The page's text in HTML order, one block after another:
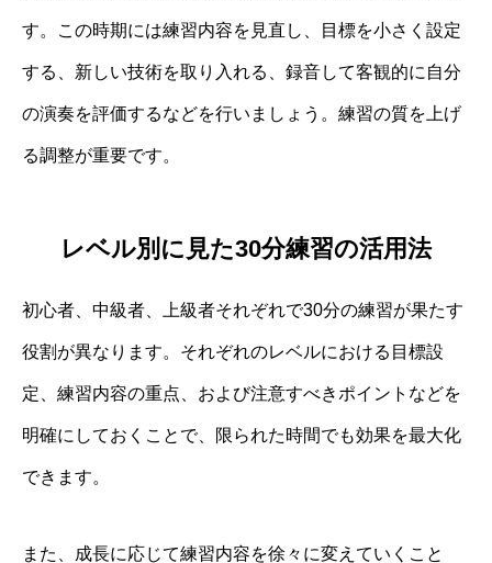
す。この時期には練習内容を見直し、目標を小さく設定
する、新しい技術を取り入れる、録音して客観的に自分
の演奏を評価するなどを行いましょう。練習の質を上げ
る調整が重要です。
レベル別に見た30分練習の活用法
初心者、中級者、上級者それぞれで30分の練習が果たす
役割が異なります。それぞれのレベルにおける目標設
定、練習内容の重点、および注意すべきポイントなどを
明確にしておくことで、限られた時間でも効果を最大化
できます。
また、成長に応じて練習内容を徐々に変えていくこと